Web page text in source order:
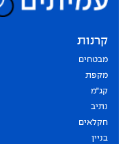
קרנות
מבטחים
מקפת
קג״מ
נתיב
חקלאים
בניין